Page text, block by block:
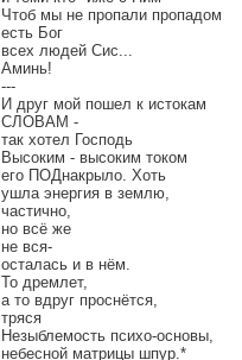
Чтоб мы не пропали пропадом
есть Бог
всех людей Сис...
Аминь!
---
И друг мой пошел к истокам
СЛОВАМ -
так хотел Господь
Высоким - высоким током
его ПОДнакрыло. Хоть
ушла энергия в землю,
частично,
но всё же
не вся-
осталась и в нём.
То дремлет,
а то вдруг проснётся,
тряся
Незыблемость психо-основы,
небесной матрицы шпур.*